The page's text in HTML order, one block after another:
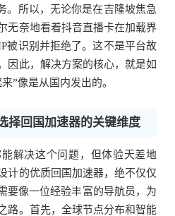
。所以，无论你是在吉隆坡焦急
无奈地看着抖音直播卡在加载界
被识别并拒绝了。这不是平台故
因此，解决方案的核心，就是如
”像是从国内发出的。
择回国加速器的关键维度
解决这个问题，但体验天差地
计的优质回国加速器，绝不仅仅
要像一位经验丰富的导航员，为
路。首先，全球节点分布和智能